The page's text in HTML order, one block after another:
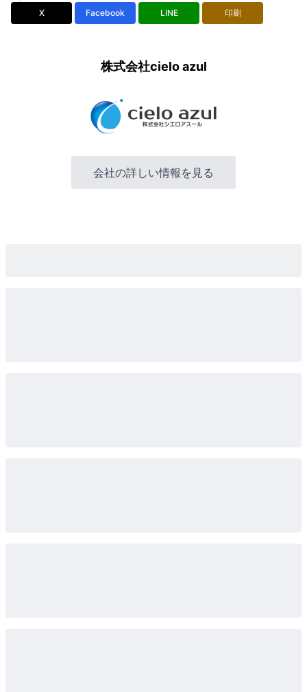
X Facebook LINE 印刷
株式会社cielo azul
会社の詳しい情報を見る